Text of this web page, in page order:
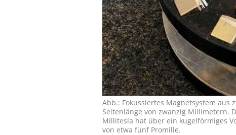
Abb.: Fokussiertes Magnetsystem
Seitenlänge von zwanzig Millimetern.
Millitesla hat über ein kugelförmiges
von etwa fünf Promille.